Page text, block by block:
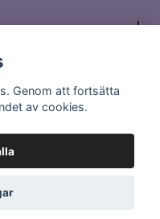
Genom att fortsätta
av cookies.